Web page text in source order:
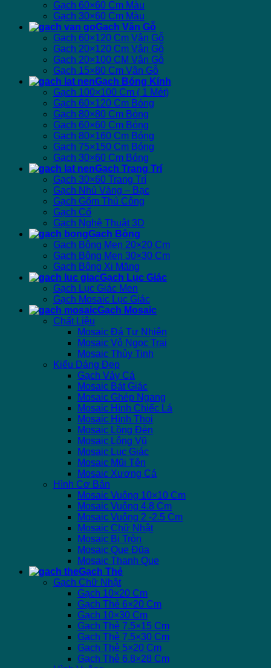
Gạch 60×60 Cm Màu
Gạch 30×60 Cm Màu
Gạch Vân Gỗ
Gạch 60×120 Cm Vân Gỗ
Gạch 20×120 Cm Vân Gỗ
Gạch 20×100 CM Vân Gỗ
Gạch 15×80 Cm Vân Gỗ
Gạch Bóng Kính
Gạch 100×100 Cm ( 1 Mét)
Gạch 60×120 Cm Bóng
Gạch 80×80 Cm Bóng
Gạch 60×60 Cm Bóng
Gạch 80×160 Cm Bóng
Gạch 75×150 Cm Bóng
Gạch 30×60 Cm Bóng
Gạch Trang Trí
Gạch 30×60 Trang Trí
Gạch Nhủ Vàng – Bạc
Gạch Gốm Thủ Công
Gạch Cổ
Gạch Nghệ Thuật 3D
Gạch Bông
Gạch Bông Men 20×20 Cm
Gạch Bông Men 30×30 Cm
Gạch Bông Xi Măng
Gạch Lục Giác
Gạch Lục Giác Men
Gạch Mosaic Lục Giác
Gạch Mosaic
Chất Liệu
Mosaic Đá Tự Nhiên
Mosaic Vỏ Ngọc Trai
Mosaic Thủy Tinh
Kiểu Dáng Đẹp
Gạch Vảy Cá
Mosaic Bát Giác
Mosaic Ghép Ngang
Mosaic Hình Chiếc Lá
Mosaic Hình Thoi
Mosaic Lồng Đèn
Mosaic Lông Vũ
Mosaic Lục Giác
Mosaic Mũi Tên
Mosaic Xương Cá
Hình Cơ Bản
Mosaic Vuông 10×10 Cm
Mosaic Vuông 4.8 Cm
Mosaic Vuông 2 -2.5 Cm
Mosaic Chữ Nhật
Mosaic Bi Tròn
Mosaic Que Đũa
Mosaic Thanh Que
Gạch Thẻ
Gạch Chữ Nhật
Gạch 10×20 Cm
Gạch Thẻ 6×20 Cm
Gạch 10×30 Cm
Gạch Thẻ 7.5×15 Cm
Gạch Thẻ 7.5×30 Cm
Gạch Thẻ 5×20 Cm
Gạch Thẻ 6.8×28 Cm